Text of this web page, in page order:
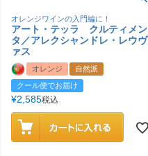
オレンジワインの入門編に！
アート・テッラ クルティメン
タ／アレクシャンドレ・レウヴ
ァス
オレンジ
自然派
クール便でお届け
¥2,585税込